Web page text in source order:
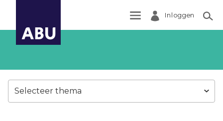
Inloggen
Selecteer thema